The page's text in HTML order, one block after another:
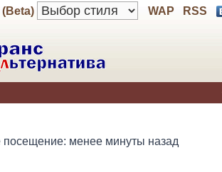
WAP RSS
менее минуты назад